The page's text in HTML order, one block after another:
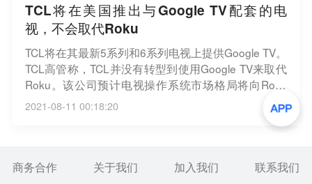
TCL将在美国推出与Google TV配套的电
视，不会取代Roku
TCL将在其最新5系列和6系列电视上提供Google TV。
TCL高管称，TCL并没有转型到使用Google TV来取代
Roku。该公司预计电视操作系统市场格局将向Roku
系统和Google TV整合，因此希望向消费者同时提供
上述两者；该公司Google TV版本电视与Roku版本零
2021-08-11 00:18:20
商务合作 关于我们 加入我们 联系我们